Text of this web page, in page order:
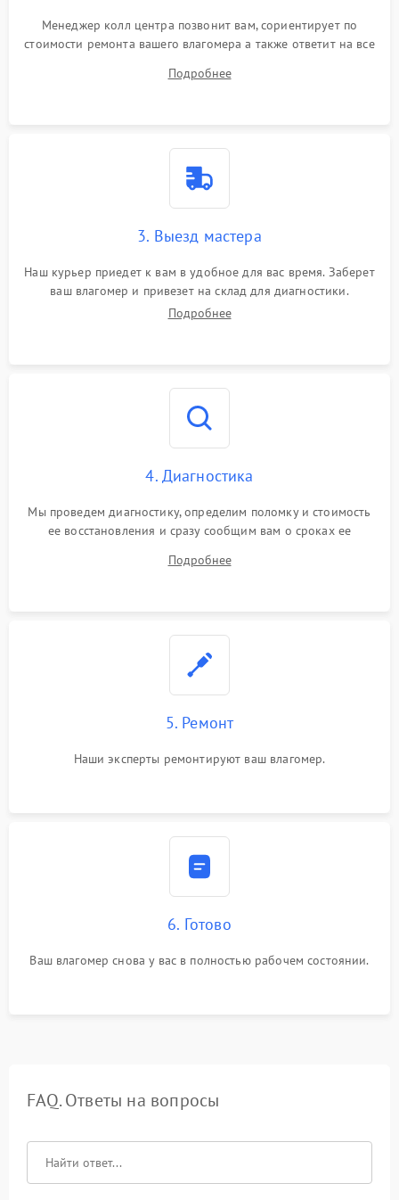
Менеджер колл центра позвонит вам, сориентирует по
стоимости ремонта вашего влагомера а также ответит на все
Подробнее
3. Выезд мастера
Наш курьер приедет к вам в удобное для вас время. Заберет
ваш влагомер и привезет на склад для диагностики.
Подробнее
4. Диагностика
Мы проведем диагностику, определим поломку и стоимость
ее восстановления и сразу сообщим вам о сроках ее
Подробнее
5. Ремонт
Наши эксперты ремонтируют ваш влагомер.
6. Готово
Ваш влагомер снова у вас в полностью рабочем состоянии.
FAQ. Ответы на вопросы